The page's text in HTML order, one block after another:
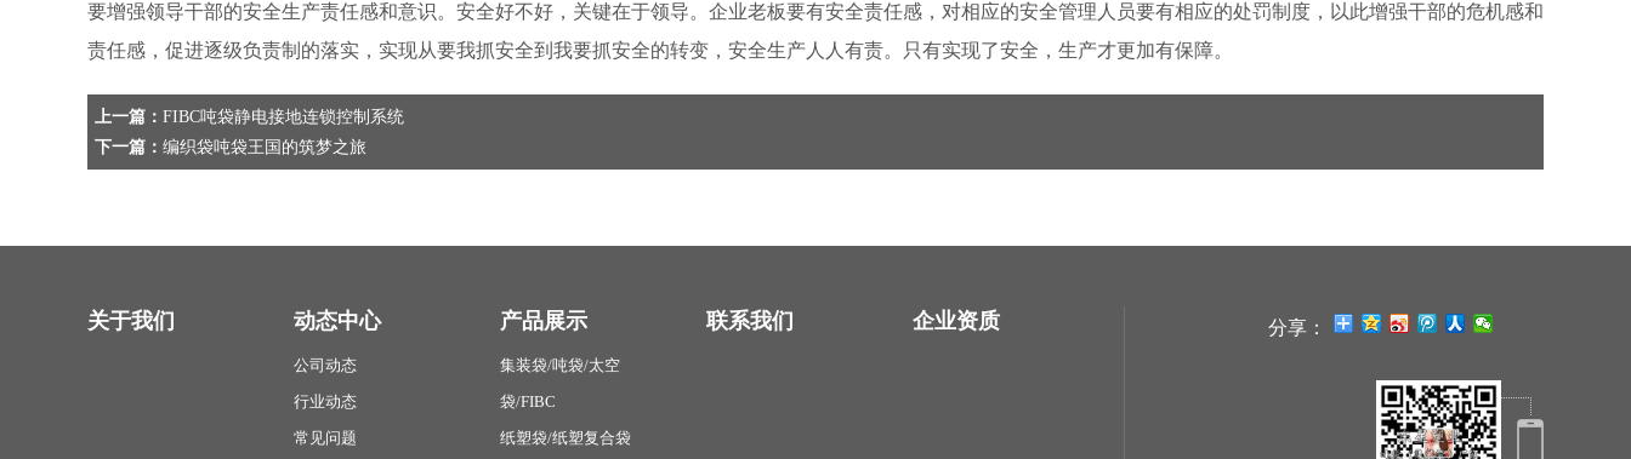
要增强领导干部的安全生产责任感和意识。安全好不好，关键在于领导。企业老板要有安全责任感，对相应的安全管理人员要有相应的处罚制度，以此增强干部的危机感和
责任感，促进逐级负责制的落实，实现从要我抓安全到我要抓安全的转变，安全生产人人有责。只有实现了安全，生产才更加有保障。
上一篇： FIBC吨袋静电接地连锁控制系统
下一篇： 编织袋吨袋王国的筑梦之旅
关于我们 动态中心
公司动态
行业动态
常见问题
产品展示
集装袋/吨袋/太空
袋/FIBC
纸塑袋/纸塑复合袋
联系我们 企业资质 分享：